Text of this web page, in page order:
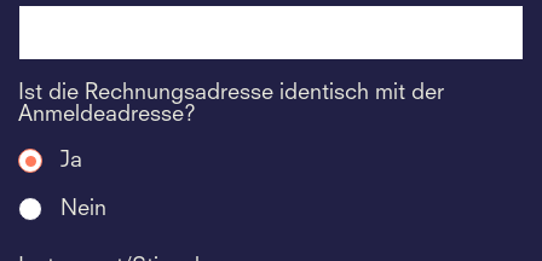
Ist die Rechnungsadresse identisch mit der
Anmeldeadresse?
Ja
Nein